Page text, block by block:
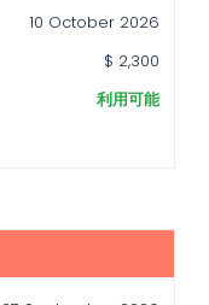
10 October 2026
$ 2,300
利用可能